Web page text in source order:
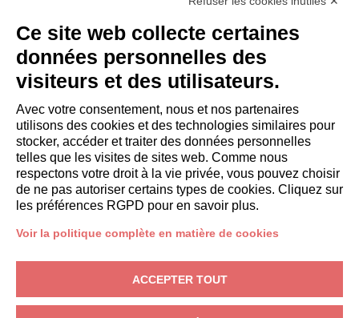
INVITÉS
Réservez un séjour
Séjour longue durée
Expériences pour les clients
Reductions pour les clients
Conventions pour les entreprises
booking@italianway.house
+390286882952
N° TVA: 08839180968 - PMI Innovativa
Protection de la vie privée-Conditions-Cookies-Whistleblowing
Ce site web collecte certaines
données personnelles des
visiteurs et des utilisateurs.
Avec votre consentement, nous et nos partenaires
utilisons des cookies et des technologies similaires pour
stocker, accéder et traiter des données personnelles
telles que les visites de sites web. Comme nous
respectons votre droit à la vie privée, vous pouvez choisir
de ne pas autoriser certains types de cookies. Cliquez sur
les préférences RGPD pour en savoir plus.
Voir la politique complète en matière de cookies
ACCEPTER TOUT